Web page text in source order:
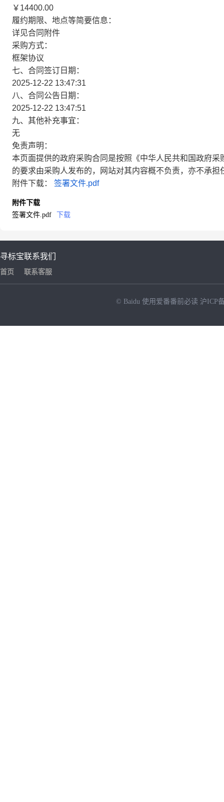
￥14400.00
履约期限、地点等简要信息：
详见合同附件
采购方式：
框架协议
七、合同签订日期：
2025-12-22 13:47:31
八、合同公告日期：
2025-12-22 13:47:51
九、其他补充事宜：
无
免责声明：
本页面提供的政府采购合同是按照《中华人民共和国政府采
的要求由采购人发布的，网站对其内容概不负责，亦不承担
附件下载： 签署文件.pdf
附件下载
签署文件.pdf
下载
寻标宝
首页
联系我们
联系客服
© Baidu 使用爱番番前必读 沪ICP